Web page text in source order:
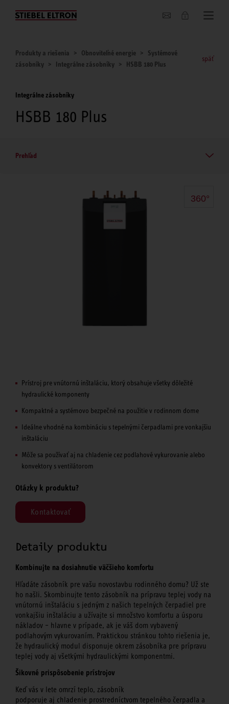
O nás
Produkty a riešenia Obnoviteľné energie
Systémové
zásobníky
Integrálne zásobníky HSBB 180 Plus
späť
Integrálne zásobníky
HSBB 180 Plus
Prehľad
360°
Prístroj pre vnútornú inštaláciu, ktorý obsahuje všetky dôležité
hydraulické komponenty­­
Kompaktné a systémovo bezpečné na použitie v rodinnom dome
Ideálne vhodné na kombináciu s tepelnými čerpadlami pre vonkajšiu
inštaláciu
Môže sa používať aj na chladenie cez podlahové vykurovanie alebo
konvektory s ventilátorom­­
Otázky k produktu?
Kontaktovať
Detaily produktu
Kombinujte na dosiahnutie väčšieho komfortu
Hľadáte zásobník pre vašu novostavbu rodinného domu? Už ste
ho našli. Skombinujte tento zásobník na prípravu teplej vody na
vnútornú inštaláciu s jedným z našich tepelných čerpadiel pre
vonkajšiu inštaláciu a užívajte si množstvo komfortu a úsporu
nákladov – hlavne v prípade, ak je váš dom vybavený
podlahovým vykurovaním. Praktickou stránkou tohto riešenia je,
že hydraulický modul disponuje okrem zásobníka pre prípravu
teplej vody aj všetkými hydraulickými komponentmi.
Šikovné prispôsobenie prístrojov
Keď vás v lete omrzí teplo, zásobník
podporuje aj chladenie prostredníctvom tepelného čerpadla a